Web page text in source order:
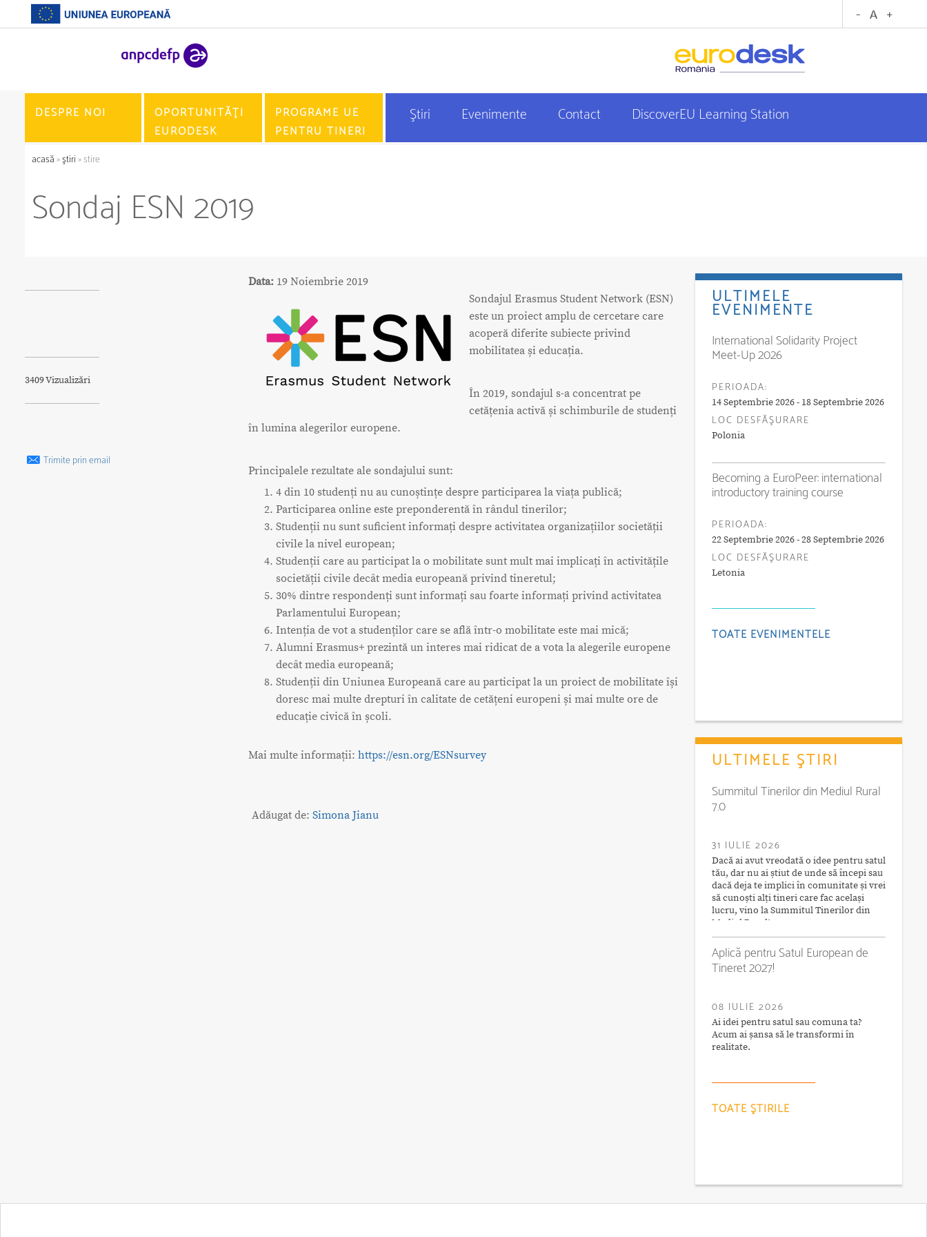
DESPRE NOI
OPORTUNITĂŢI
EURODESK
PROGRAME UE
PENTRU TINERI
Ştiri Evenimente Contact DiscoverEU Learning Station
acasă»ştiri» stire
Sondaj ESN 2019
3409 Vizualizări
Trimite prin email
Data: 19 Noiembrie 2019
Sondajul Erasmus Student Network (ESN)
este un proiect amplu de cercetare care
acoperă diferite subiecte privind
mobilitatea și educația.
În 2019, sondajul s-a concentrat pe
cetățenia activă și schimburile de studenți
în lumina alegerilor europene.
Principalele rezultate ale sondajului sunt:
4 din 10 studenți nu au cunoștințe despre participarea la viața publică;
Participarea online este preponderentă în rândul tinerilor;
Studenții nu sunt suficient informați despre activitatea organizațiilor societății
civile la nivel european;
Studenții care au participat la o mobilitate sunt mult mai implicați în activitățile
societății civile decât media europeană privind tineretul;
30% dintre respondenți sunt informați sau foarte informați privind activitatea
Parlamentului European;
Intenția de vot a studenților care se află într-o mobilitate este mai mică;
Alumni Erasmus+ prezintă un interes mai ridicat de a vota la alegerile europene
decât media europeană;
Studenții din Uniunea Europeană care au participat la un proiect de mobilitate își
doresc mai multe drepturi în calitate de cetățeni europeni și mai multe ore de
educație civică în școli.
Mai multe informații: https://esn.org/ESNsurvey
Adăugat de: Simona Jianu
ULTIMELE
EVENIMENTE
International Solidarity Project
Meet-Up 2026
PERIOADA:
14 Septembrie 2026 - 18 Septembrie 2026
LOC DESFĂŞURARE
Polonia
Becoming a EuroPeer: international
introductory training course
PERIOADA:
22 Septembrie 2026 - 28 Septembrie 2026
LOC DESFĂŞURARE
Letonia
TOATE EVENIMENTELE
ULTIMELE ŞTIRI
Summitul Tinerilor din Mediul Rural
7.0
31 IULIE 2026
Dacă ai avut vreodată o idee pentru satul
tău, dar nu ai știut de unde să începi sau
dacă deja te implici în comunitate și vrei
să cunoști alți tineri care fac același
lucru, vino la Summitul Tinerilor din
Mediul Rural!
Aplică pentru Satul European de
Tineret 2027!
08 IULIE 2026
Ai idei pentru satul sau comuna ta?
Acum ai șansa să le transformi în
realitate.
TOATE ŞTIRILE